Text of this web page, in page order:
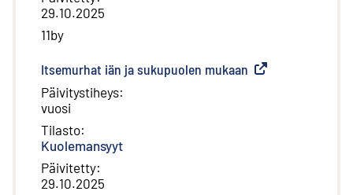
29.10.2025
11by
Itsemurhat iän ja sukupuolen mukaan Ulkoinen linkki
Päivitystiheys:
vuosi
Tilasto:
Kuolemansyyt
Päivitetty:
29.10.2025